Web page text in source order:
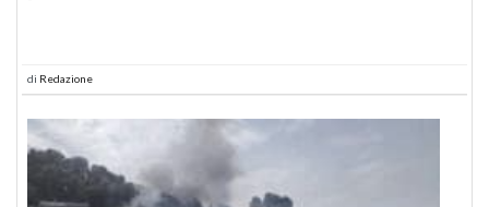
di Redazione